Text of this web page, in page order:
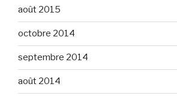
août 2015
octobre 2014
septembre 2014
août 2014